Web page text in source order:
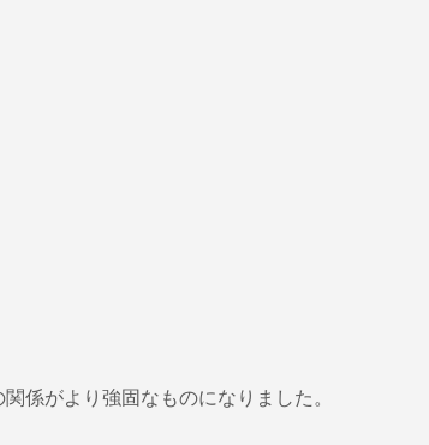
係がより強固なものになりました。